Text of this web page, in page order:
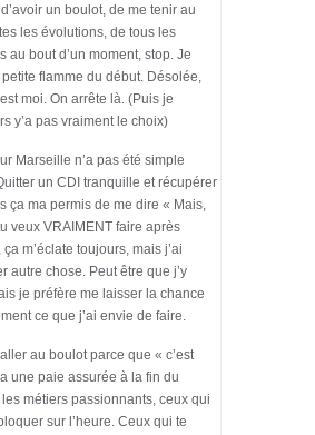
un boulot, de me tenir au
les évolutions, de tous les
bout d’un moment, stop. Je
petite flamme du début. Désolée,
moi. On arrête là. (Puis je
y’a pas vraiment le choix)
Marseille n’a pas été simple
un CDI tranquille et récupérer
ça ma permis de me dire « Mais,
veux VRAIMENT faire après
m’éclate toujours, mais j’ai
autre chose. Peut être que j’y
je préfère me laisser la chance
ce que j’ai envie de faire.
au boulot parce que « c’est
une paie assurée à la fin du
les métiers passionnants, ceux qui
sur l’heure. Ceux qui te